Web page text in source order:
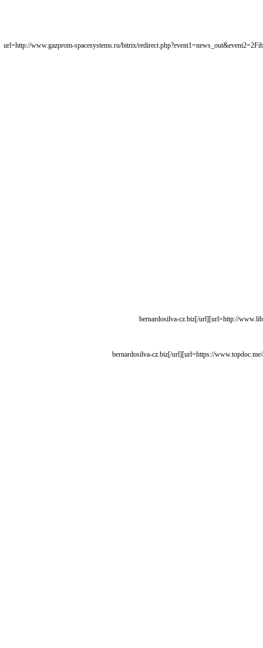
[url=http://www.gazprom-spacesystems.ru/bitrix/